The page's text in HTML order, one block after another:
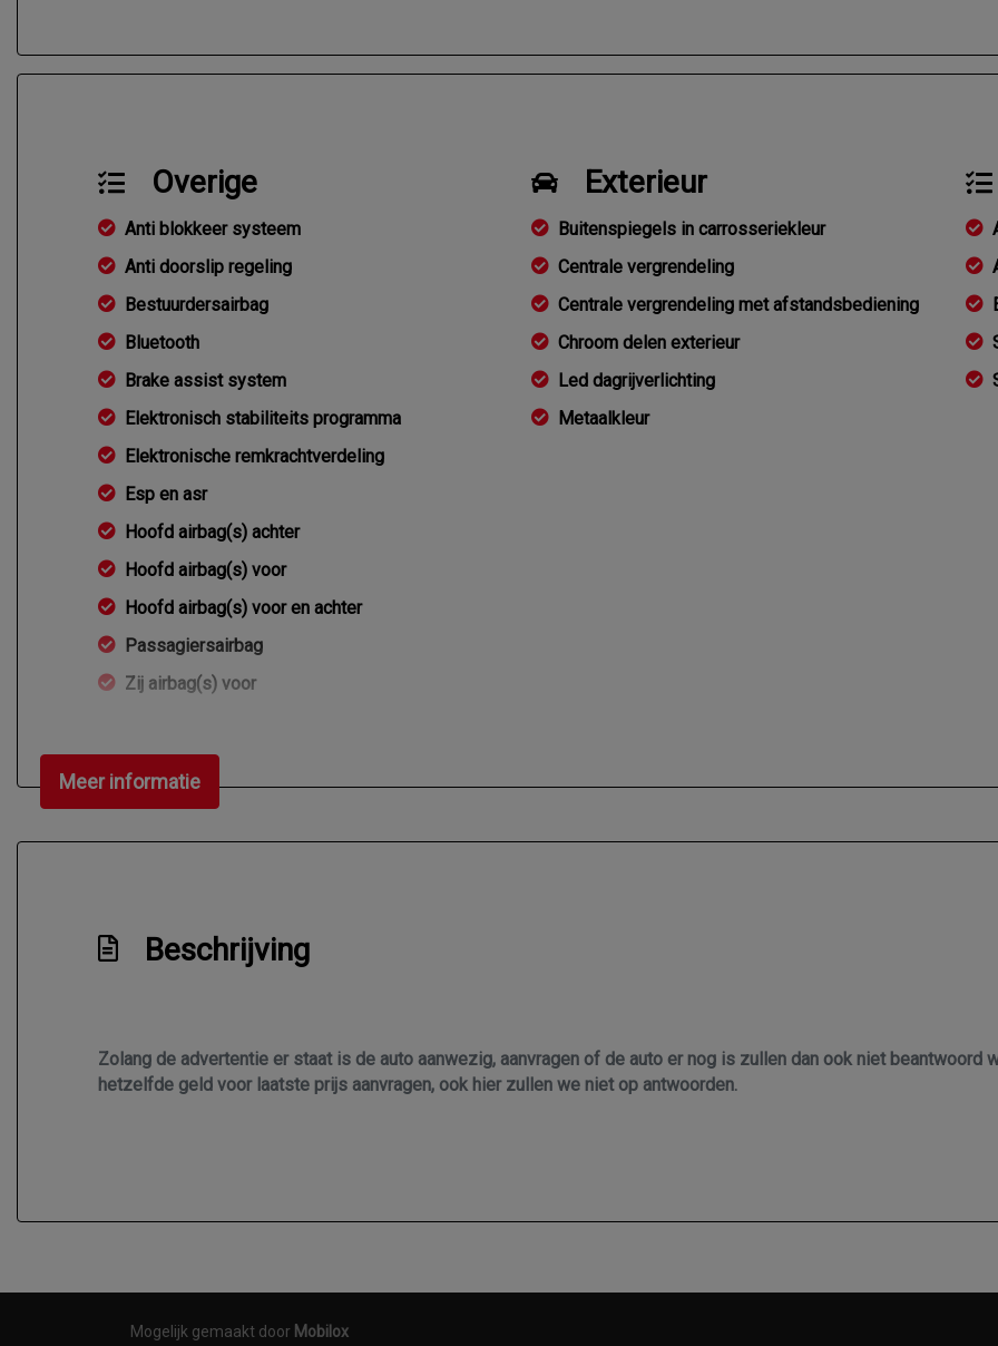
Overige
Anti blokkeer systeem
Anti doorslip regeling
Bestuurdersairbag
Bluetooth
Brake assist system
Elektronisch stabiliteits programma
Elektronische remkrachtverdeling
Esp en asr
Hoofd airbag(s) achter
Hoofd airbag(s) voor
Hoofd airbag(s) voor en achter
Passagiersairbag
Zij airbag(s) voor
Exterieur
Buitenspiegels in carrosseriekleur
Centrale vergrendeling
Centrale vergrendeling met afstandsbediening
Chroom delen exterieur
Led dagrijverlichting
Metaalkleur
Meer informatie
Beschrijving
Zolang de advertentie er staat is de auto aanwezig, aanvragen of de auto er nog is zullen dan ook niet beantwoord
hetzelfde geld voor laatste prijs aanvragen, ook hier zullen we niet op antwoorden.
Mogelijk gemaakt door Mobilox